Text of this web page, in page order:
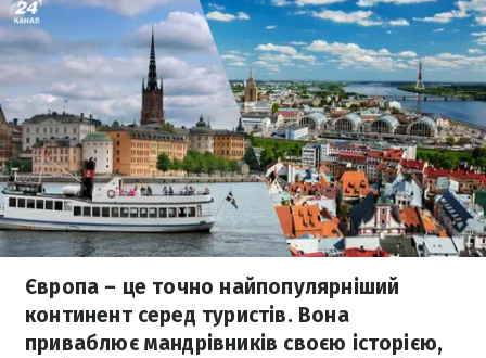
Європа – це точно найпопулярніший
континент серед туристів. Вона
приваблює мандрівників своєю історією,